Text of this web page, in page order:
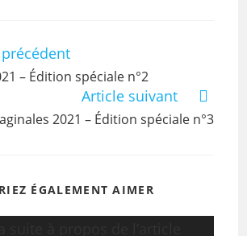
– Édition spéciale n°2
Article suivant
2021 – Édition spéciale n°3
ÉGALEMENT AIMER